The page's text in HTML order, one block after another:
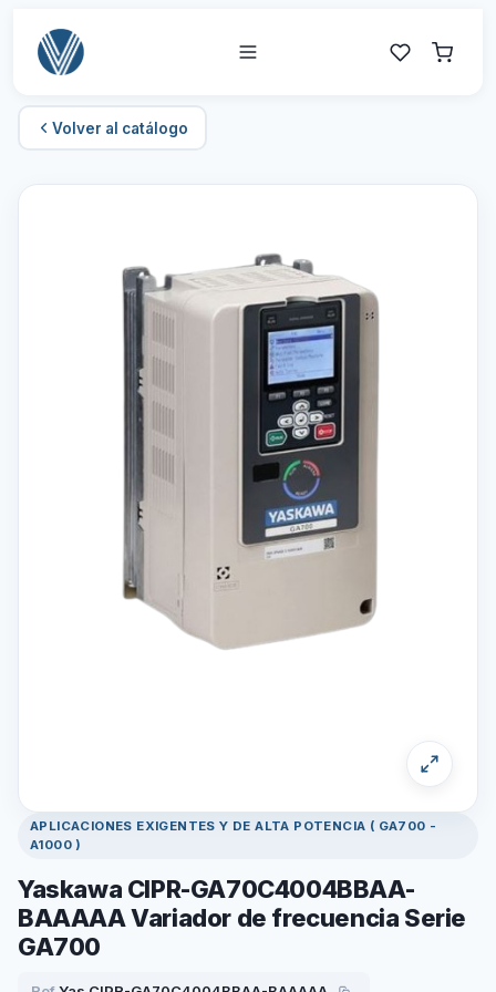
Volver al catálogo
APLICACIONES EXIGENTES Y DE ALTA POTENCIA ( GA700 -
A1000 )
Yaskawa CIPR-GA70C4004BBAA-
BAAAAA Variador de frecuencia Serie
GA700